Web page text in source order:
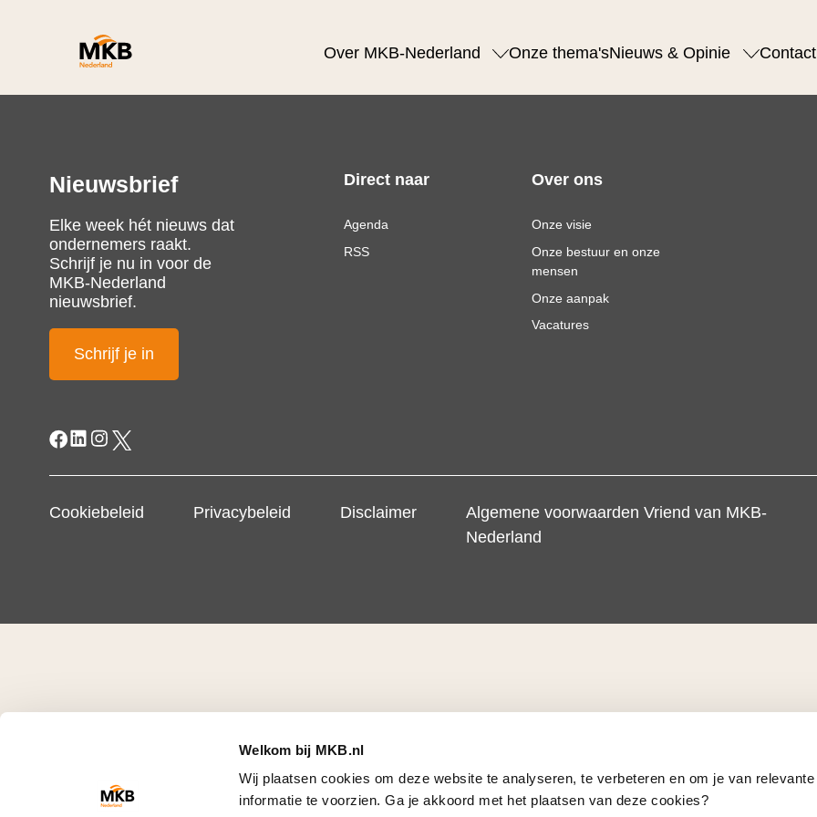
Welkom bij MKB.nl
Wij plaatsen cookies om deze website te analyseren, te verbeteren en om je van relevante
informatie te voorzien. Ga je akkoord met het plaatsen van deze cookies?
Over MKB-Nederland Onze thema'sNieuws & Opinie Contact
Nieuwsbrief
Elke week hét nieuws dat
ondernemers raakt.
Schrijf je nu in voor de
MKB-Nederland
nieuwsbrief.
Schrijf je in
Direct naar
Agenda
RSS
Over ons
Onze visie
Onze bestuur en onze
mensen
Onze aanpak
Vacatures
Cookiebeleid Privacybeleid Disclaimer
Algemene voorwaarden Vriend van MKB-
Nederland